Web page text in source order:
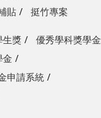
貼
挺竹專案
生獎
優秀學科獎學金
金
申請系統